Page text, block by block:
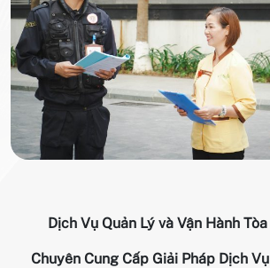
Dịch Vụ Quản Lý và Vận Hành Tòa
Chuyên Cung Cấp Giải Pháp Dịch